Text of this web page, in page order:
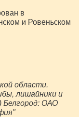
в
и Ровеньском
области.
лишайники и
Белгород: ОАО